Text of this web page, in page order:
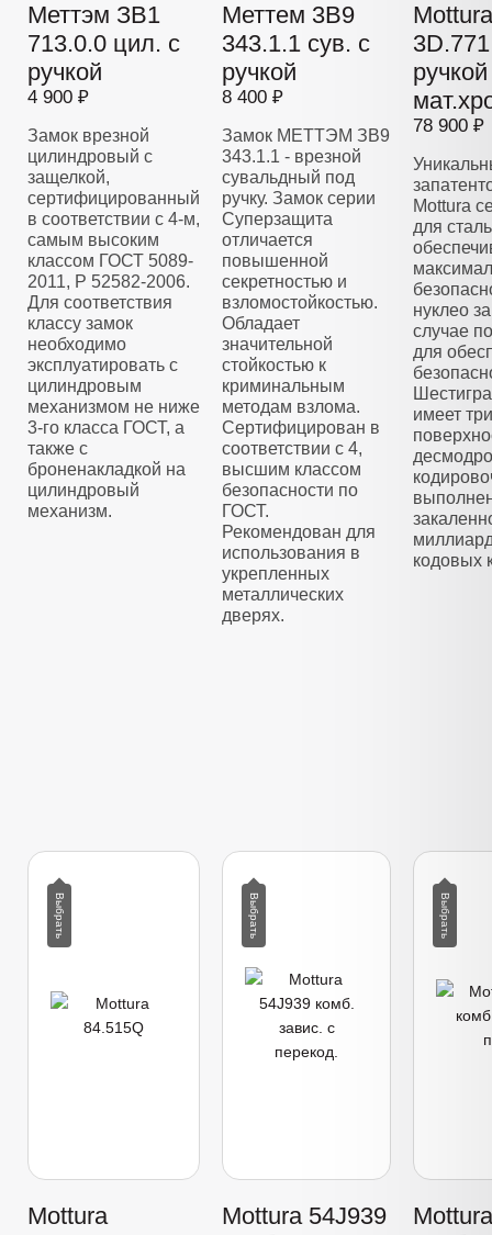
Меттэм ЗВ1
713.0.0 цил. с
ручкой
4 900 ₽
Замок врезной
цилиндровый с
защелкой,
сертифицированный
в соответствии с 4-м,
самым высоким
классом ГОСТ 5089-
2011, Р 52582-2006.
Для соответствия
классу замок
необходимо
эксплуатировать с
цилиндровым
механизмом не ниже
3-го класса ГОСТ, а
также с
броненакладкой на
цилиндровый
механизм.
Меттем 3В9
343.1.1 сув. с
ручкой
8 400 ₽
Замок МЕТТЭМ ЗВ9
343.1.1 - врезной
сувальдный под
ручку. Замок серии
Суперзащита
отличается
повышенной
секретностью и
взломостойкостью.
Обладает
значительной
стойкостью к
криминальным
методам взлома.
Сертифицирован в
соответствии с 4,
высшим классом
безопасности по
ГОСТ.
Рекомендован для
использования в
укрепленных
металлических
дверях.
78 900 ₽
Mottura
для
нуклео
случае
для
имеет
кодовых
Mottura
Mottura 54J939